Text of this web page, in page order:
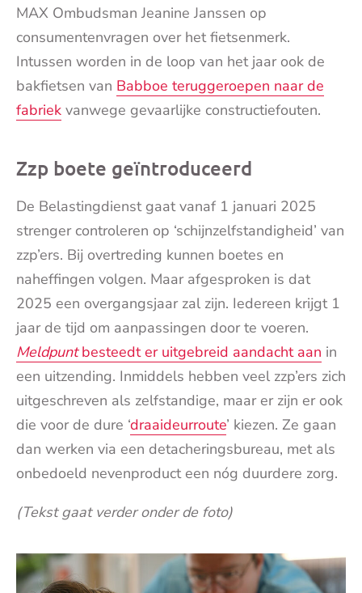
MAX Ombudsman Jeanine Janssen op
consumentenvragen over het fietsenmerk.
Intussen worden in de loop van het jaar ook de
bakfietsen van Babboe teruggeroepen naar de
fabriek vanwege gevaarlijke constructiefouten.
Zzp boete geïntroduceerd
De Belastingdienst gaat vanaf 1 januari 2025
strenger controleren op ‘schijnzelfstandigheid’ van
zzp’ers. Bij overtreding kunnen boetes en
naheffingen volgen. Maar afgesproken is dat
2025 een overgangsjaar zal zijn. Iedereen krijgt 1
jaar de tijd om aanpassingen door te voeren.
Meldpuntbesteedt er uitgebreid aandacht aan in
een uitzending. Inmiddels hebben veel zzp’ers zich
uitgeschreven als zelfstandige, maar er zijn er ook
die voor de dure ‘draaideurroute’ kiezen. Ze gaan
dan werken via een detacheringsbureau, met als
onbedoeld nevenproduct een nóg duurdere zorg.
(Tekst gaat verder onder de foto)